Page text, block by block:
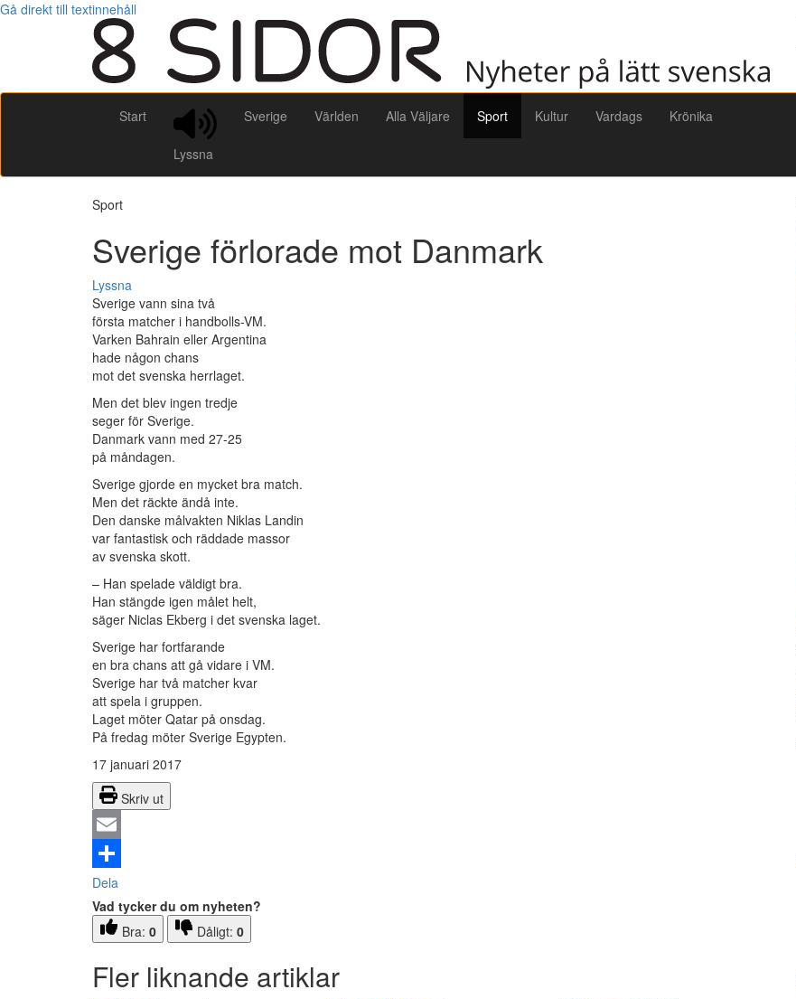
Gå direkt till textinnehåll
Start
Lyssna
Sverige Världen Alla Väljare Sport Kultur Vardags Krönika
Sport
Sverige förlorade mot Danmark
Lyssna
Sverige vann sina två
första matcher i handbolls-VM.
Varken Bahrain eller Argentina
hade någon chans
mot det svenska herrlaget.
Men det blev ingen tredje
seger för Sverige.
Danmark vann med 27-25
på måndagen.
Sverige gjorde en mycket bra match.
Men det räckte ändå inte.
Den danske målvakten Niklas Landin
var fantastisk och räddade massor
av svenska skott.
– Han spelade väldigt bra.
Han stängde igen målet helt,
säger Niclas Ekberg i det svenska laget.
Sverige har fortfarande
en bra chans att gå vidare i VM.
Sverige har två matcher kvar
att spela i gruppen.
Laget möter Qatar på onsdag.
På fredag möter Sverige Egypten.
17 januari 2017
Skriv ut
Email
Dela
Vad tycker du om nyheten?
Bra: 0 Dåligt: 0
Fler liknande artiklar